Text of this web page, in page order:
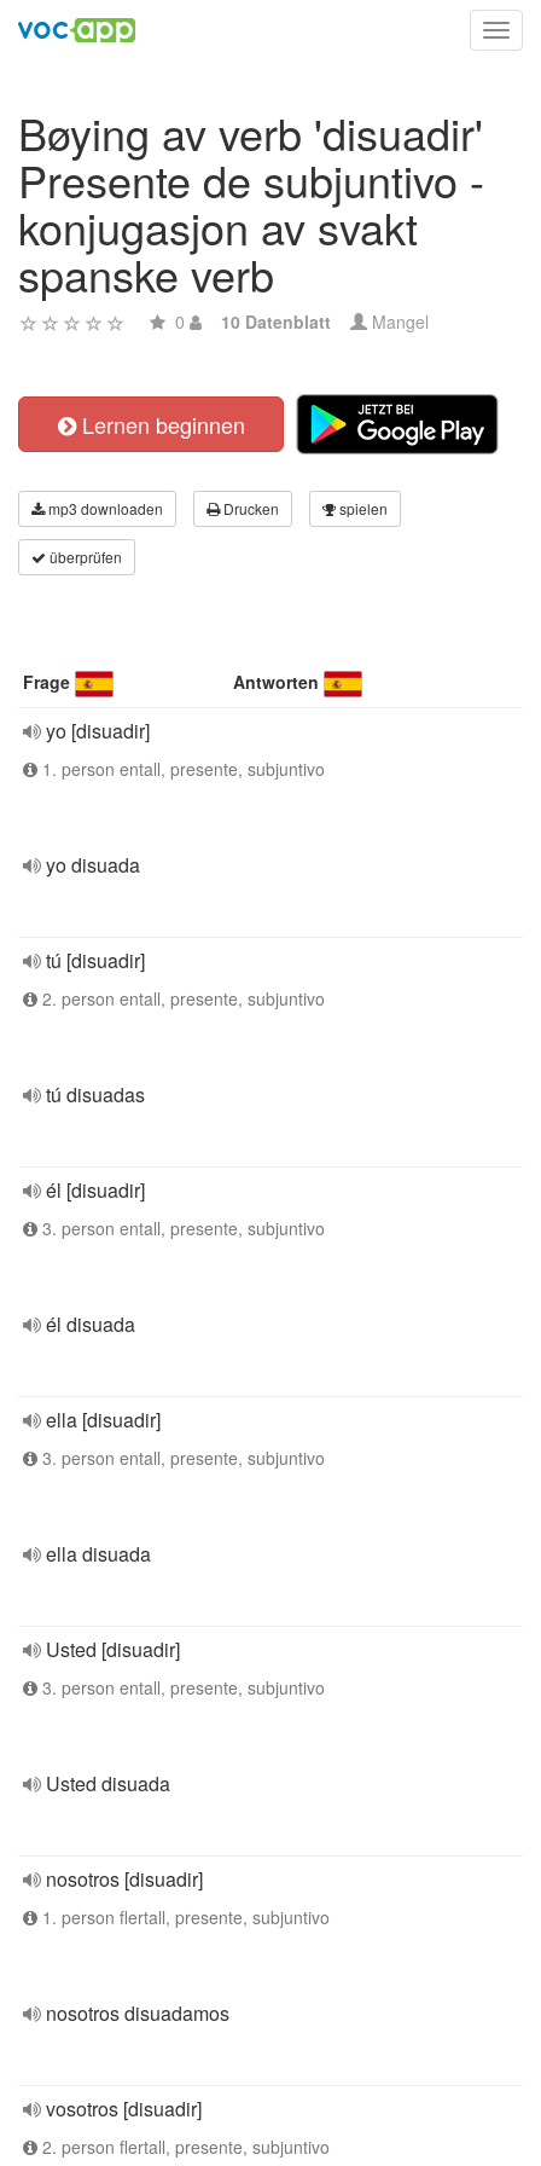
Bøying av verb 'disuadir'
Presente de subjuntivo -
konjugasjon av svakt
spanske verb
0 10 Datenblatt Mangel
Lernen beginnen
mp3 downloaden Drucken spielen
überprüfen
Frage Antworten
yo [disuadir]
1. person entall, presente, subjuntivo
yo disuada
tú [disuadir]
2. person entall, presente, subjuntivo
tú disuadas
él [disuadir]
3. person entall, presente, subjuntivo
él disuada
ella [disuadir]
3. person entall, presente, subjuntivo
ella disuada
Usted [disuadir]
3. person entall, presente, subjuntivo
Usted disuada
nosotros [disuadir]
1. person flertall, presente, subjuntivo
nosotros disuadamos
vosotros [disuadir]
2. person flertall, presente, subjuntivo